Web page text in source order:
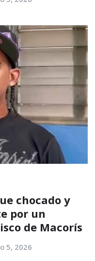
chocado y
por un
de Macorís
5, 2026